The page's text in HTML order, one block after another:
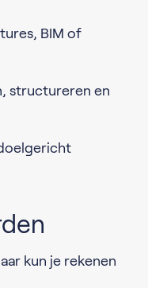
BIM of
structureren en
kun je rekenen